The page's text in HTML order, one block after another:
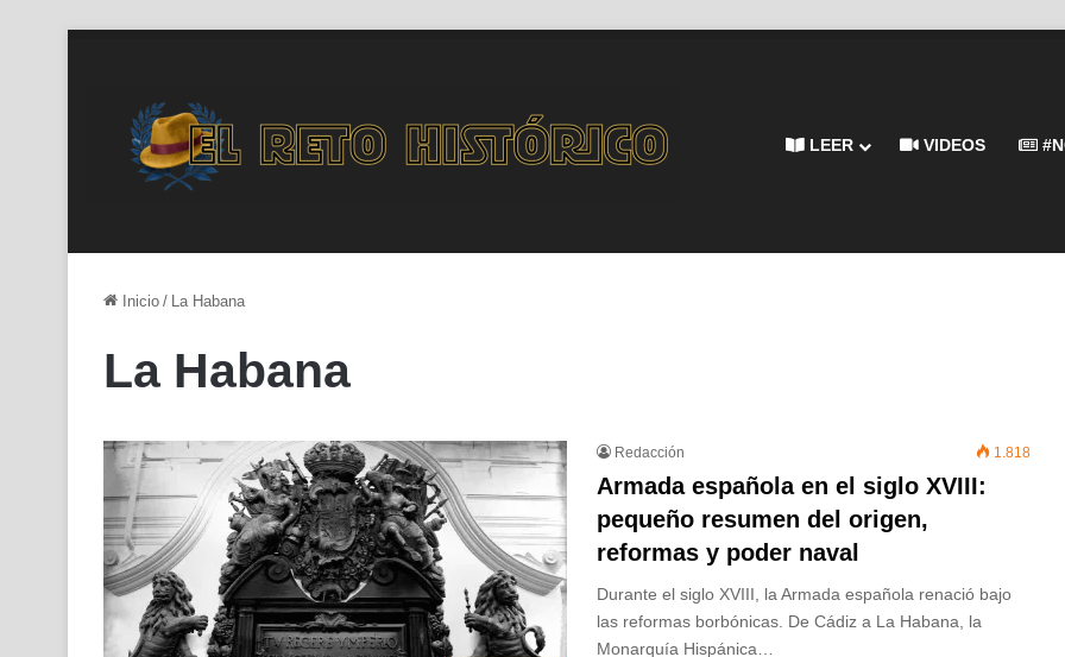
LEER VIDEOS
Inicio / La Habana
La Habana
Redacción 1.818
Armada española en el siglo XVIII:
pequeño resumen del origen,
reformas y poder naval
Durante el siglo XVIII, la Armada española renació bajo
las reformas borbónicas. De Cádiz a La Habana, la
Monarquía Hispánica…